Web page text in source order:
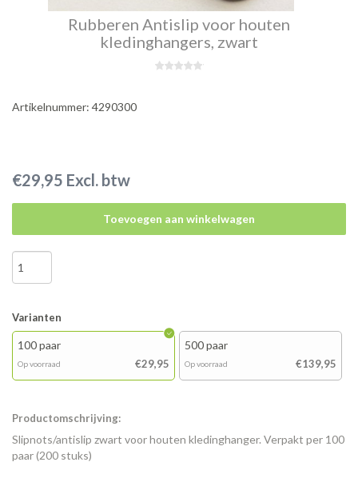
Rubberen Antislip voor houten
kledinghangers, zwart
Artikelnummer: 4290300
€29,95 Excl. btw
Toevoegen aan winkelwagen
Varianten
100 paar
€29,95
Op voorraad
500 paar
€139,95
Op voorraad
Productomschrijving:
Slipnots/antislip zwart voor houten kledinghanger. Verpakt per 100
paar (200 stuks)